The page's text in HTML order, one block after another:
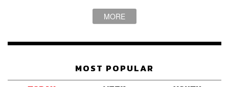
Insight และ CRM ได้ภายหลัง
ใช้ AI เป็นเครื่องมือช่วยสร้างคอนเทนต์ใหม่ๆเช่น Bard ซึ่ง
4.0 หรือ ChatGPT แบบ Premium หรือ Copilot ของ
Microsoft ซึ่งอีกไม่นานเกินรอจะมี Google Gemini ตัวใหม่ที่
MORE
MOST POPULAR